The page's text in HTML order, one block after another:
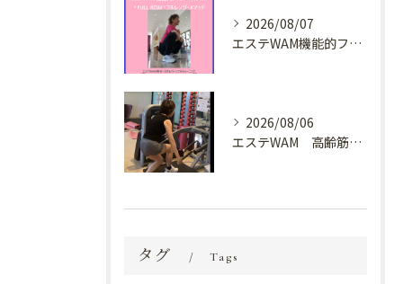
2026/08/07
エステWAM機能的フィットネスブログ ^FULL ROM^フルレンジ・メソッド
2026/08/06
エステWAM 高齢筋トレ
タグ Tags